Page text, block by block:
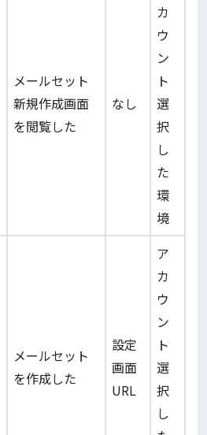
メールセット
新規作成画面
を閲覧した
なし
カ
ウ
ン
ト
選
択
し
た
環
境
メールセット
を作成した
設定
画面
URL
ア
カ
ウ
ン
ト
選
択
し